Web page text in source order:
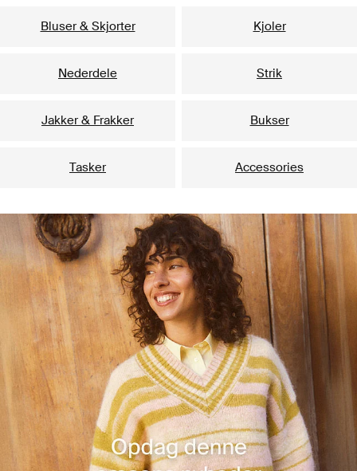
Bluser & Skjorter Kjoler
Nederdele Strik
Jakker & Frakker Bukser
Tasker Accessories